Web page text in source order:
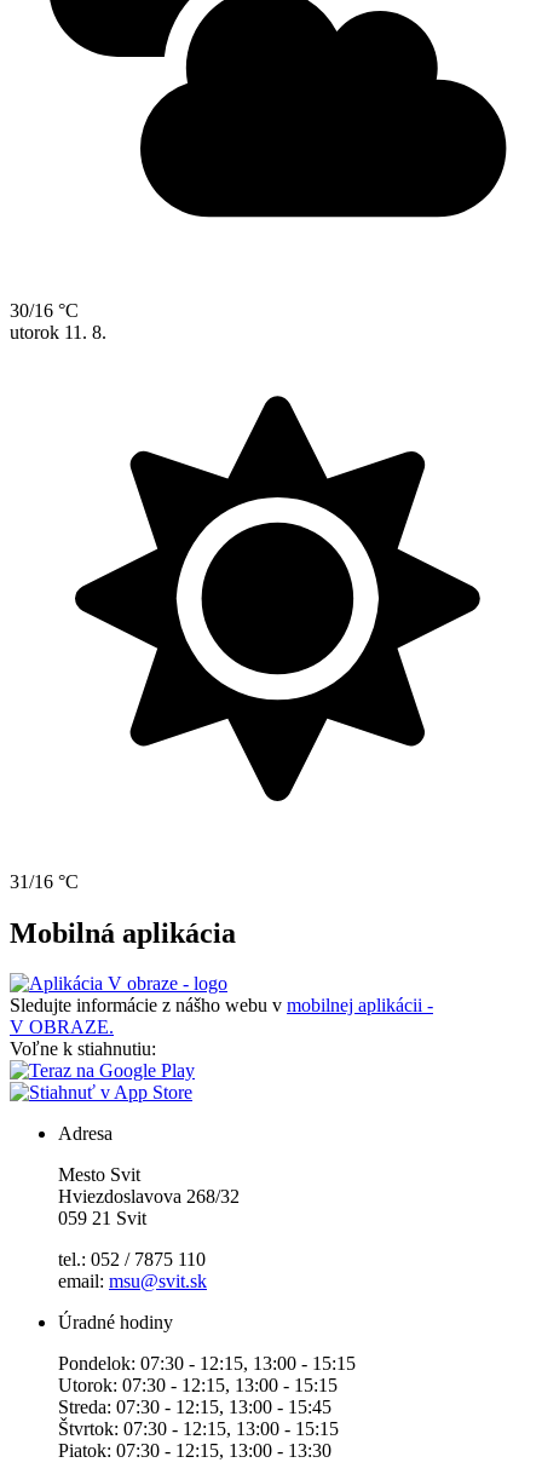
30/16 °C
utorok 11. 8.
31/16 °C
Mobilná aplikácia
Sledujte informácie z nášho webu v mobilnej aplikácii -
V OBRAZE.
Voľne k stiahnutiu:
Adresa
Mesto Svit
Hviezdoslavova 268/32
059 21 Svit
tel.: 052 / 7875 110
email: msu@svit.sk
Úradné hodiny
Pondelok: 07:30 - 12:15, 13:00 - 15:15
Utorok: 07:30 - 12:15, 13:00 - 15:15
Streda: 07:30 - 12:15, 13:00 - 15:45
Štvrtok: 07:30 - 12:15, 13:00 - 15:15
Piatok: 07:30 - 12:15, 13:00 - 13:30